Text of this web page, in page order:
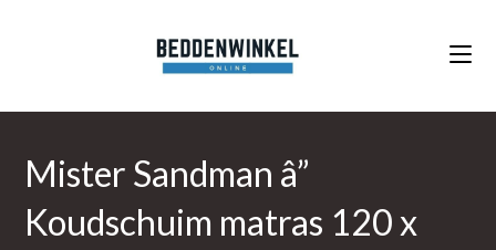
Mister Sandman â”
Koudschuim matras 120 x